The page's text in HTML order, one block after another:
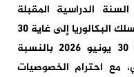
السنة الدراسية المقبلة
ستستمر بالنسبة للسنة الثانية من سلك البكالوريا إلى غاية 30
ماي 2026، على أن تنتهي بتاريخ 30 يونيو 2026 بالنسبة
مع احترام الخصوصيات